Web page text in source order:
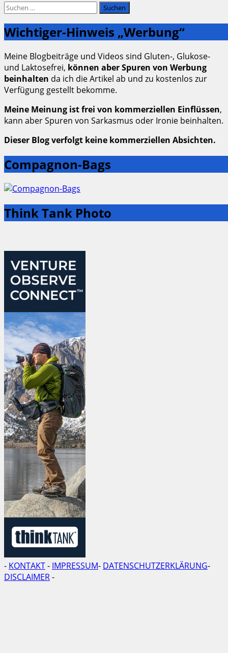
Suchen
nach:
Wichtiger-Hinweis „Werbung“
Meine Blogbeiträge und Videos sind Gluten-, Glukose-
und Laktosefrei, können aber Spuren von Werbung
beinhalten da ich die Artikel ab und zu kostenlos zur
Verfügung gestellt bekomme.
Meine Meinung ist frei von kommerziellen Einflüssen,
kann aber Spuren von Sarkasmus oder Ironie beinhalten.
Dieser Blog verfolgt keine kommerziellen Absichten.
Compagnon-Bags
Think Tank Photo
- KONTAKT- IMPRESSUM- DATENSCHUTZERKLÄRUNG-
DISCLAIMER-